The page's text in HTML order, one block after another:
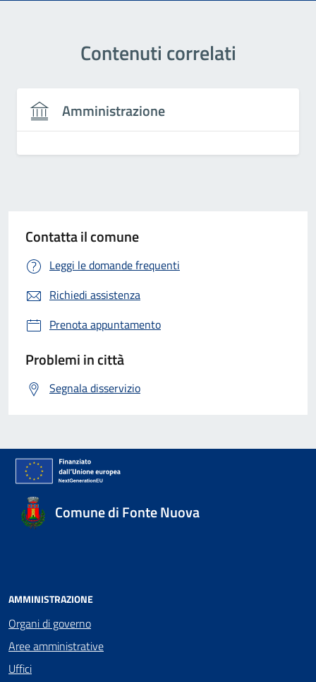
Contenuti correlati
Amministrazione
Contatta il comune
Leggi le domande frequenti
Richiedi assistenza
Prenota appuntamento
Problemi in città
Segnala disservizio
Comune di Fonte Nuova
AMMINISTRAZIONE
Organi di governo
Aree amministrative
Uffici